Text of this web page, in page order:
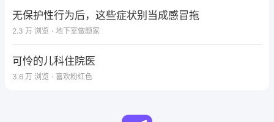
无保护性行为后，这些症状别当成感冒拖
2.3 万 浏览 · 地下室做题家
可怜的儿科住院医
3.6 万 浏览 · 喜欢粉红色